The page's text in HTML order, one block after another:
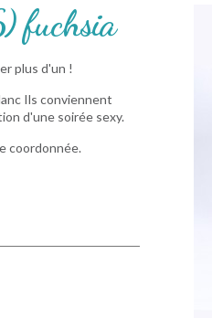
fuchsia
plus d'un !
Ils conviennent
d'une soirée sexy.
coordonnée.